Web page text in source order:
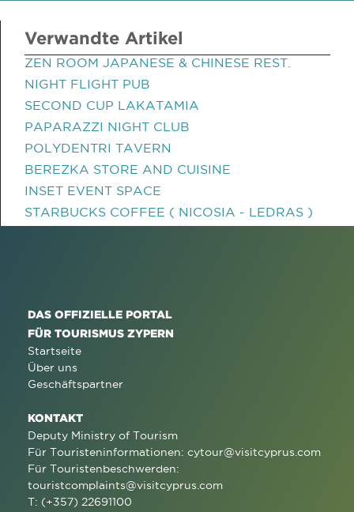
Verwandte Artikel
ZEN ROOM JAPANESE & CHINESE REST.
NIGHT FLIGHT PUB
SECOND CUP LAKATAMIA
PAPARAZZI NIGHT CLUB
POLYDENTRI TAVERN
BEREZKA STORE AND CUISINE
INSET EVENT SPACE
STARBUCKS COFFEE ( NICOSIA - LEDRAS )
DAS OFFIZIELLE PORTAL
FÜR TOURISMUS ZYPERN
Startseite
Über uns
Geschäftspartner
KONTAKT
Deputy Ministry of Tourism
Für Touristeninformationen: cytour@visitcyprus.com
Für Touristenbeschwerden:
touristcomplaints@visitcyprus.com
T: (+357) 22691100